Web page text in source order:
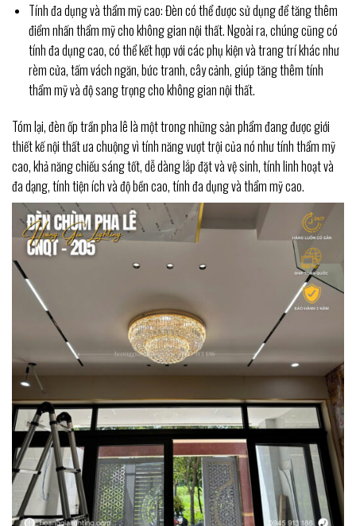
Tính đa dụng và thẩm mỹ cao: Đèn có thể được sử dụng để tăng thêm
điểm nhấn thẩm mỹ cho không gian nội thất. Ngoài ra, chúng cũng có
tính đa dụng cao, có thể kết hợp với các phụ kiện và trang trí khác như
rèm cửa, tấm vách ngăn, bức tranh, cây cảnh, giúp tăng thêm tính
thẩm mỹ và độ sang trọng cho không gian nội thất.
Tóm lại, đèn ốp trần pha lê là một trong những sản phẩm đang được giới
thiết kế nội thất ưa chuộng vì tính năng vượt trội của nó như tính thẩm mỹ
cao, khả năng chiếu sáng tốt, dễ dàng lắp đặt và vệ sinh, tính linh hoạt và
đa dạng, tính tiện ích và độ bền cao, tính đa dụng và thẩm mỹ cao.